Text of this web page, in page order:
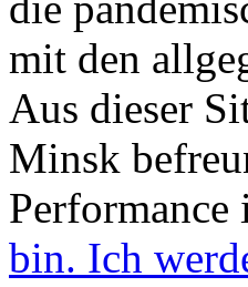
mit den
Aus dieser
Minsk
bin. Ich